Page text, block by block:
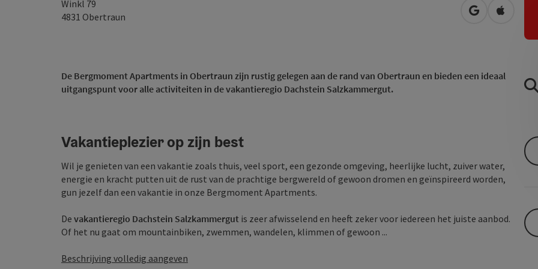
Winkl 79
4831 Obertraun Openen inOpenen
De Bergmoment Apartments in Obertraun zijn rustig gelegen aan de rand van Obertraun en bieden een ideaal
uitgangspunt voor alle activiteiten in de vakantieregio Dachstein Salzkammergut.
Vakantieplezier op zijn best
Wil je genieten van een vakantie zoals thuis, veel sport, een gezonde omgeving, heerlijke lucht, zuiver water,
energie en kracht putten uit de rust van de prachtige bergwereld of gewoon dromen en geïnspireerd worden,
gun jezelf dan een vakantie in onze Bergmoment Apartments.
De vakantieregio Dachstein Salzkammergut is zeer afwisselend en heeft zeker voor iedereen het juiste aanbod.
Of het nu gaat om mountainbiken, zwemmen, wandelen, klimmen of gewoon ...
Beschrijving volledig aangeven